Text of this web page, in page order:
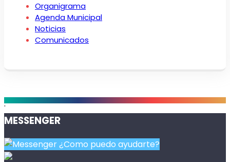
Organigrama
Agenda Municipal
Noticias
Comunicados
.
MESSENGER
¿Como puedo ayudarte?